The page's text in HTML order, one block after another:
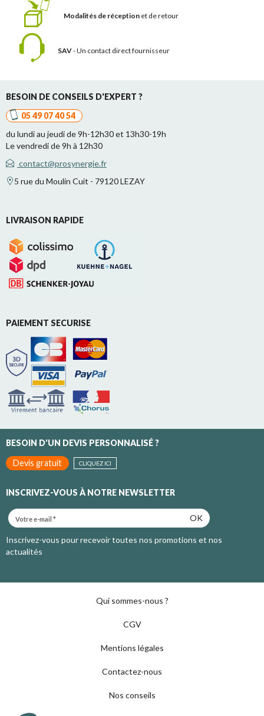
Modalités de réception et de retour
SAV- Un contact direct fournisseur
BESOIN DE CONSEILS D'EXPERT ?
05 49 07 40 54
du lundi au jeudi de 9h-12h30 et 13h30-19h
Le vendredi de 9h à 12h30
contact@prosynergie.fr
5 rue du Moulin Cuit - 79120 LEZAY
LIVRAISON RAPIDE
PAIEMENT SECURISE
BESOIN D'UN DEVIS PERSONNALISÉ ?
Devis gratuit
CLIQUEZ ICI
INSCRIVEZ-VOUS À NOTRE NEWSLETTER
OK
Inscrivez-vous pour recevoir toutes nos promotions et nos
actualités
Qui sommes-nous ?
CGV
Mentions légales
Contactez-nous
Nos conseils